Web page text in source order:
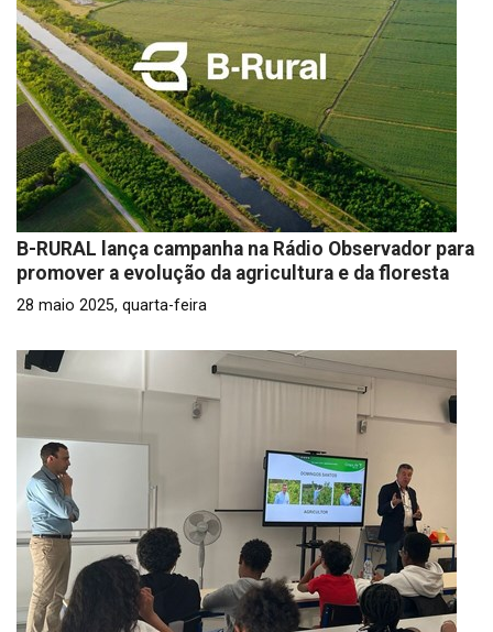
B-RURAL lança campanha na Rádio Observador para
promover a evolução da agricultura e da floresta
28 maio 2025, quarta-feira